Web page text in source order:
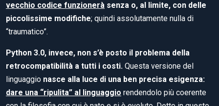
vecchio codice funzionerà senza o, al limite, con delle
piccolissime modifiche; quindi assolutamente nulla di
“traumatico”.
Python 3.0, invece, non s’è posto il problema della
retrocompatibilità a tutti i costi. Questa versione del
linguaggio nasce alla luce di una ben precisa esigenza:
dare una “ripulita” al linguaggio rendendolo più coerente